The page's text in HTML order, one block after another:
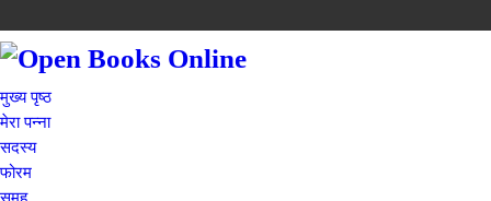
मुख्य पृष्ठ
मेरा पन्ना
सदस्य
फोरम
समूह